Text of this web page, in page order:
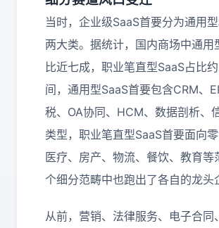
当时，企业级SaaS首要分为通用
两大类。据统计，国内商场中通用
比近七成，职业笔直型SaaS占比
间，通用型SaaS首要包含CRM、
税、OA协同、HCM、数据剖析、
类型，职业笔直型SaaS首要面向零
医疗、房产、物流、餐饮、教育等
个细分范畴中也跑出了各自的龙头
从前，营销、法律服务、电子合同